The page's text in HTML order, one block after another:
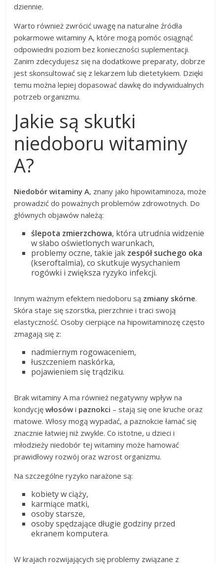
dziennie.
Warto również zwrócić uwagę na naturalne źródła
pokarmowe witaminy A, które mogą pomóc osiągnąć
odpowiedni poziom bez konieczności suplementacji.
Zanim zdecydujesz się na dodatkowe preparaty, dobrze
jest skonsultować się z lekarzem lub dietetykiem. Dzięki
temu można lepiej dopasować dawkę do indywidualnych
potrzeb organizmu.
Jakie są skutki
niedoboru witaminy
A?
Niedobór witaminy A, znany jako hipowitaminoza, może
prowadzić do poważnych problemów zdrowotnych. Do
głównych objawów należą:
ślepota zmierzchowa, która utrudnia widzenie
w słabo oświetlonych warunkach,
problemy oczne, takie jak zespół suchego oka
(kseroftalmia), co skutkuje wysychaniem
rogówki i zwiększa ryzyko infekcji.
Innym ważnym efektem niedoboru są zmiany skórne.
Skóra staje się szorstka, pierzchnie i traci swoją
elastyczność. Osoby cierpiące na hipowitaminozę często
zmagają się z:
nadmiernym rogowaceniem,
łuszczeniem naskórka,
pojawieniem się trądziku.
Brak witaminy A ma również negatywny wpływ na
kondycjęwłosów i paznokci – stają się one kruche oraz
matowe. Włosy mogą wypadać, a paznokcie łamać się
znacznie łatwiej niż zwykle. Co istotne, u dzieci i
młodzieży niedobór tej witaminy może hamować
prawidłowy rozwój oraz wzrost organizmu.
Na szczególne ryzyko narażone są:
kobiety w ciąży,
karmiące matki,
osoby starsze,
osoby spędzające długie godziny przed
ekranem komputera.
W krajach rozwijających się problemy związane z